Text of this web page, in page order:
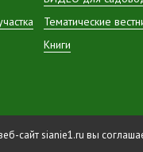
Тематические
Книги
сайт sianie1.ru вы